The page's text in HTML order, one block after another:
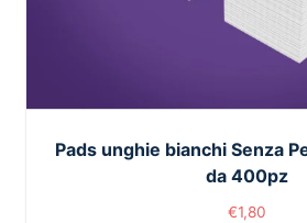
Pads unghie bianchi Senza
da 400pz
€1,80